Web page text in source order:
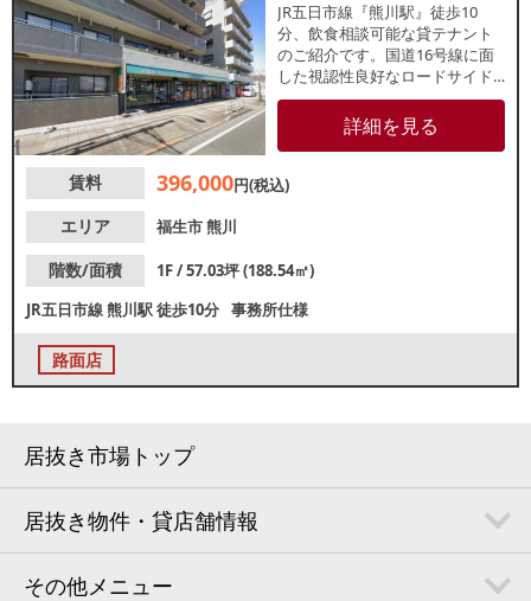
JR五日市線『熊川駅』徒歩10
分、飲食相談可能な貸テナント
のご紹介です。国道16号線に面
した視認性良好なロードサイド
物件！前面ガラス張りで目を引
きます。直近では物販店が営業
していた店舗です。飲食店の他
ク、塾、ジムにもおすすめ！業
詳細を見る
賃料 396,000円(税込)
エリア
福生市熊川
階数/面積
1F / 57.03坪 (188.54㎡)
JR五日市線熊川駅徒歩10分 事務所仕様
路面店
居抜き市場トップ
居抜き物件・貸店舗情報
その他メニュー